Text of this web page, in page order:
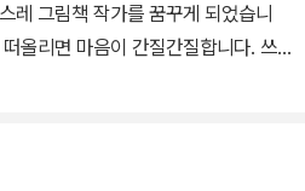
레 그림책 작가를 꿈꾸게 되었습니
올리면 마음이 간질간질합니다. 쓰